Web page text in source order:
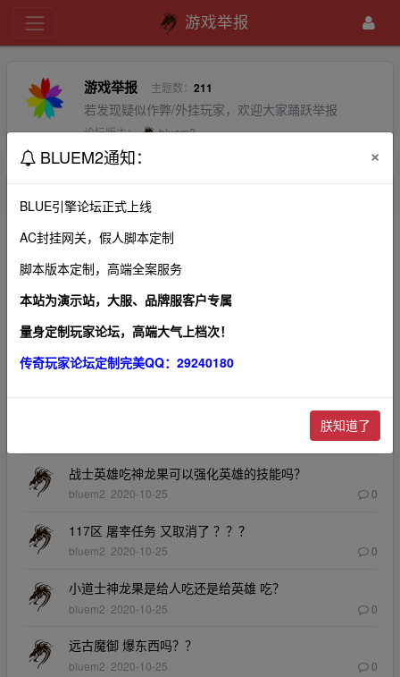
游戏举报
游戏举报 主题数： 211
若发现疑似作弊/外挂玩家，欢迎大家踊跃举报
论坛版主： bluem2
我擦，109区要一人独霸了？
bluem2 2020-10-25
111、115孰强孰弱 沙城归属！
bluem2 2020-10-25
收号收号
战士英雄吃神龙果可以强化英雄的技能吗？
bluem2 2020-10-25 0
117区 屠宰任务 又取消了 ？？？
bluem2 2020-10-25 0
小道士神龙果是给人吃还是给英雄 吃？
bluem2 2020-10-25 0
远古魔御 爆东西吗？？
bluem2 2020-10-25 0
BLUEM2通知： ×
BLUE引擎论坛正式上线
AC封挂网关，假人脚本定制
脚本版本定制，高端全案服务
本站为演示站，大服、品牌服客户专属
量身定制玩家论坛，高端大气上档次！
传奇玩家论坛定制完美QQ：29240180
朕知道了